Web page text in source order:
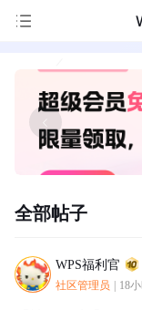
全部帖子
WPS福利官
社区管理员 18